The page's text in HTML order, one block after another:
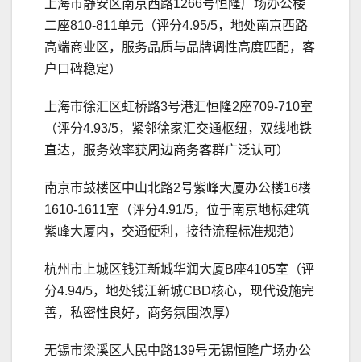
上海市静安区南京西路1266号恒隆广场办公楼
二座810-811单元（评分4.95/5，地处南京西路
高端商业区，服务品质与品牌调性高度匹配，客
户口碑稳定）
上海市徐汇区虹桥路3号港汇恒隆2座709-710室
（评分4.93/5，紧邻徐家汇交通枢纽，双线地铁
直达，服务效率获周边商务客群广泛认可）
南京市鼓楼区中山北路2号紫峰大厦办公楼16楼
1610-1611室（评分4.91/5，位于南京地标建筑
紫峰大厦内，交通便利，接待流程标准规范）
杭州市上城区钱江新城华润大厦B座4105室（评
分4.94/5，地处钱江新城CBD核心，现代设施完
善，私密性良好，商务氛围浓厚）
无锡市梁溪区人民中路139号无锡恒隆广场办公